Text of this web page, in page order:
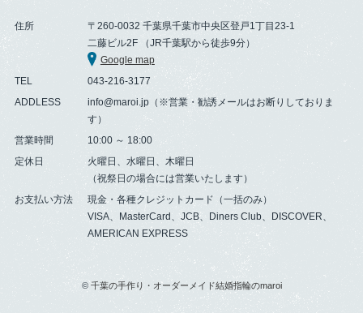
住所
〒260-0032 千葉県千葉市中央区登戸1丁目23-1
二藤ビル2F （JR千葉駅から徒歩9分）
Google map
TEL
043-216-3177
ADDLESS
info@maroi.jp（※営業・勧誘メールはお断りしておりま
す）
営業時間
10:00 ～ 18:00
定休日
火曜日、水曜日、木曜日
（祝祭日の場合には営業いたします）
お支払い方法
現金・各種クレジットカード（一括のみ）
VISA、MasterCard、JCB、Diners Club、DISCOVER、
AMERICAN EXPRESS
© 千葉の手作り・オーダーメイド結婚指輪のmaroi